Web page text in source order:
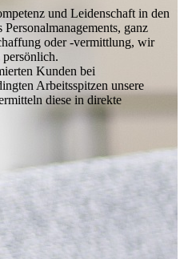
und Leidenschaft in den
ganz
oder -vermittlung, wir
persönlich.
Kunden bei
Arbeitsspitzen unsere
diese in direkte